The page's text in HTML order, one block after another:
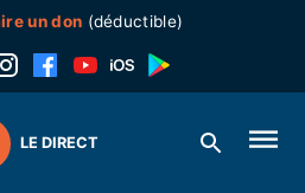
un don (déductible)
LE DIRECT